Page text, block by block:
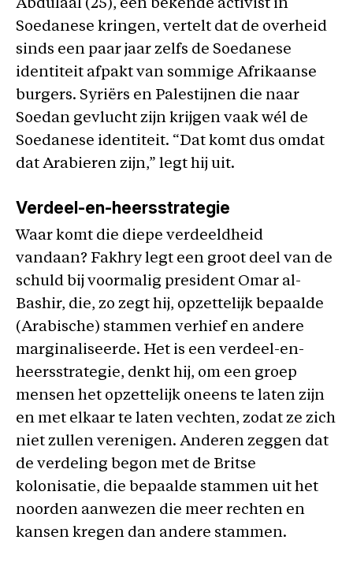
Abdulaal (25), een bekende activist in
Soedanese kringen, vertelt dat de overheid
sinds een paar jaar zelfs de Soedanese
identiteit afpakt van sommige Afrikaanse
burgers. Syriërs en Palestijnen die naar
Soedan gevlucht zijn krijgen vaak wél de
Soedanese identiteit. “Dat komt dus omdat
dat Arabieren zijn,” legt hij uit.
Verdeel-en-heersstrategie
Waar komt die diepe verdeeldheid
vandaan? Fakhry legt een groot deel van de
schuld bij voormalig president Omar al-
Bashir, die, zo zegt hij, opzettelijk bepaalde
(Arabische) stammen verhief en andere
marginaliseerde. Het is een verdeel-en-
heersstrategie, denkt hij, om een ​​groep
mensen het opzettelijk oneens te laten zijn
en met elkaar te laten vechten, zodat ze zich
niet zullen verenigen. Anderen zeggen dat
de verdeling begon met de Britse
kolonisatie, die bepaalde stammen uit het
noorden aanwezen die meer rechten en
kansen kregen dan andere stammen.